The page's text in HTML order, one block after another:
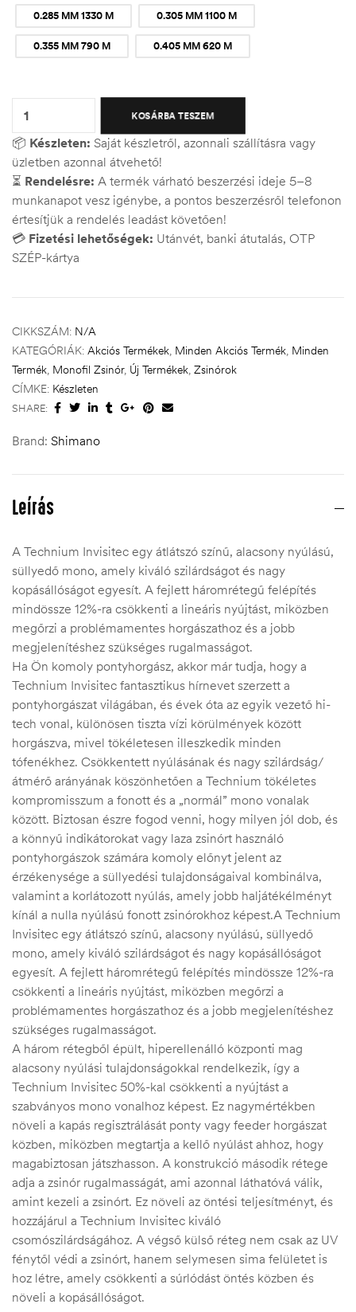
0.285 MM 1330 M 0.305 MM 1100 M
0.355 MM 790 M 0.405 MM 620 M
KOSÁRBA TESZEM
📦 Készleten: Saját készletről, azonnali szállításra vagy
üzletben azonnal átvehető!
⏳ Rendelésre: A termék várható beszerzési ideje 5–8
munkanapot vesz igénybe, a pontos beszerzésről telefonon
értesítjük a rendelés leadást követően!
💳 Fizetési lehetőségek: Utánvét, banki átutalás, OTP
SZÉP-kártya
CIKKSZÁM: N/A
KATEGÓRIÁK: Akciós Termékek, Minden Akciós Termék, Minden
Termék, Monofil Zsinór, Új Termékek, Zsinórok
CÍMKE: Készleten
SHARE:
Brand: Shimano
Leírás
A Technium Invisitec egy átlátszó színű, alacsony nyúlású,
süllyedő mono, amely kiváló szilárdságot és nagy
kopásállóságot egyesít. A fejlett háromrétegű felépítés
mindössze 12%-ra csökkenti a lineáris nyújtást, miközben
megőrzi a problémamentes horgászathoz és a jobb
megjelenítéshez szükséges rugalmasságot.
Ha Ön komoly pontyhorgász, akkor már tudja, hogy a
Technium Invisitec fantasztikus hírnevet szerzett a
pontyhorgászat világában, és évek óta az egyik vezető hi-
tech vonal, különösen tiszta vízi körülmények között
horgászva, mivel tökéletesen illeszkedik minden
tófenékhez. Csökkentett nyúlásának és nagy szilárdság/
átmérő arányának köszönhetően a Technium tökéletes
kompromisszum a fonott és a „normál” mono vonalak
között. Biztosan észre fogod venni, hogy milyen jól dob, és
a könnyű indikátorokat vagy laza zsinórt használó
pontyhorgászok számára komoly előnyt jelent az
érzékenysége a süllyedési tulajdonságaival kombinálva,
valamint a korlátozott nyúlás, amely jobb haljátékélményt
kínál a nulla nyúlású fonott zsinórokhoz képest.A Technium
Invisitec egy átlátszó színű, alacsony nyúlású, süllyedő
mono, amely kiváló szilárdságot és nagy kopásállóságot
egyesít. A fejlett háromrétegű felépítés mindössze 12%-ra
csökkenti a lineáris nyújtást, miközben megőrzi a
problémamentes horgászathoz és a jobb megjelenítéshez
szükséges rugalmasságot.
A három rétegből épült, hiperellenálló központi mag
alacsony nyúlási tulajdonságokkal rendelkezik, így a
Technium Invisitec 50%-kal csökkenti a nyújtást a
szabványos mono vonalhoz képest. Ez nagymértékben
növeli a kapás regisztrálását ponty vagy feeder horgászat
közben, miközben megtartja a kellő nyúlást ahhoz, hogy
magabiztosan játszhasson. A konstrukció második rétege
adja a zsinór rugalmasságát, ami azonnal láthatóvá válik,
amint kezeli a zsinórt. Ez növeli az öntési teljesítményt, és
hozzájárul a Technium Invisitec kiváló
csomószilárdságához. A végső külső réteg nem csak az UV
fénytől védi a zsinórt, hanem selymesen sima felületet is
hoz létre, amely csökkenti a súrlódást öntés közben és
növeli a kopásállóságot.